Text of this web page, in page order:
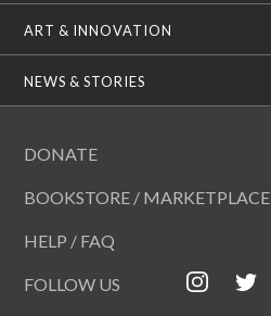
ART & INNOVATION
NEWS & STORIES
DONATE
BOOKSTORE / MARKETPLACE
HELP / FAQ
FOLLOW US